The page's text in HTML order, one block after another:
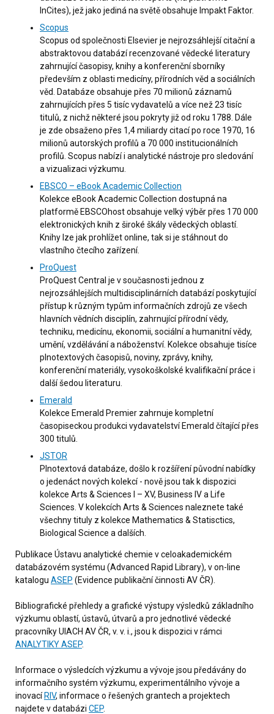
InCites), jež jako jediná na světě obsahuje Impakt Faktor.
Scopus
Scopus od společnosti Elsevier je nejrozsáhlejší citační a
abstraktovou databází recenzované vědecké literatury
zahrnující časopisy, knihy a konferenční sborníky
především z oblasti medicíny, přírodních věd a sociálních
věd. Databáze obsahuje přes 70 milionů záznamů
zahrnujících přes 5 tisíc vydavatelů a více než 23 tisíc
titulů, z nichž některé jsou pokryty již od roku 1788. Dále
je zde obsaženo přes 1,4 miliardy citací po roce 1970, 16
milionů autorských profilů a 70 000 institucionálních
profilů. Scopus nabízí i analytické nástroje pro sledování
a vizualizaci výzkumu.
EBSCO – eBook Academic Collection
Kolekce eBook Academic Collection dostupná na
platformě EBSCOhost obsahuje velký výběr přes 170 000
elektronických knih z široké škály vědeckých oblastí.
Knihy lze jak prohlížet online, tak si je stáhnout do
vlastního čtecího zařízení.
ProQuest
ProQuest Central je v současnosti jednou z
nejrozsáhlejších multidisciplinárních databází poskytující
přístup k různým typům informačních zdrojů ze všech
hlavních vědních disciplín, zahrnující přírodní vědy,
techniku, medicínu, ekonomii, sociální a humanitní vědy,
umění, vzdělávání a náboženství. Kolekce obsahuje tisíce
plnotextových časopisů, noviny, zprávy, knihy,
konferenční materiály, vysokoškolské kvalifikační práce i
další šedou literaturu.
Emerald
Kolekce Emerald Premier zahrnuje kompletní
časopiseckou produkci vydavatelství Emerald čítající přes
300 titulů.
JSTOR
Plnotextová databáze, došlo k rozšíření původní nabídky
o jedenáct nových kolekcí - nově jsou tak k dispozici
kolekce Arts & Sciences I – XV, Business IV a Life
Sciences. V kolekcích Arts & Sciences naleznete také
všechny tituly z kolekce Mathematics & Statisctics,
Biological Science a dalších.
Publikace Ústavu analytické chemie v celoakademickém
databázovém systému (Advanced Rapid Library), v on-line
katalogu ASEP (Evidence publikační činnosti AV ČR).
Bibliografické přehledy a grafické výstupy výsledků základního
výzkumu oblastí, ústavů, útvarů a pro jednotlivé vědecké
pracovníky UIACH AV ČR, v. v. i., jsou k dispozici v rámci
ANALYTIKY ASEP.
Informace o výsledcích výzkumu a vývoje jsou předávány do
informačního systém výzkumu, experimentálního vývoje a
inovací RIV, informace o řešených grantech a projektech
najdete v databázi CEP.